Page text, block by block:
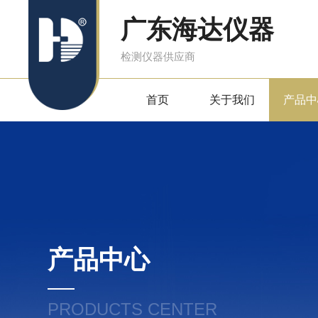
广东海达仪器
检测仪器供应商
首页 关于我们 产品
产品中心
PRODUCTS CENTER